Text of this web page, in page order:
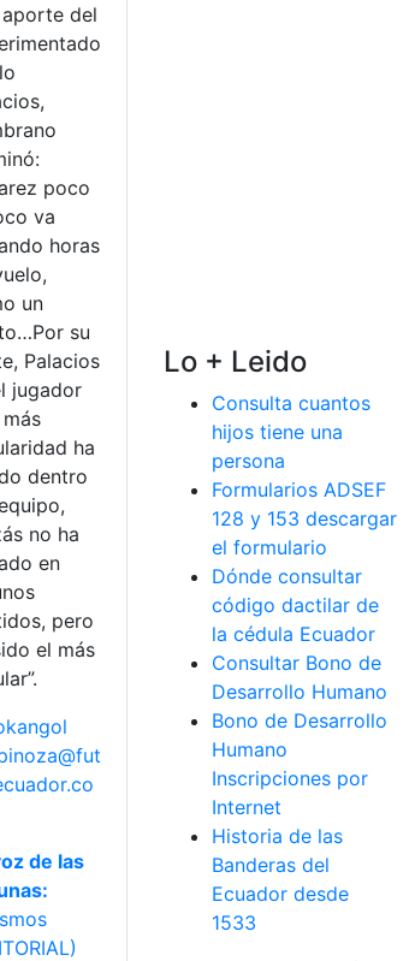
del
poco
va
horas
un
su
Palacios
jugador
ha
dentro
no ha
en
pero
el más
de las
Lo + Leido
Consulta cuantos
hijos tiene una
persona
Formularios ADSEF
128 y 153 descargar
el formulario
Dónde consultar
código dactilar de
la cédula Ecuador
Consultar Bono de
Desarrollo Humano
Bono de Desarrollo
Humano
Inscripciones por
Internet
Historia de las
Banderas del
Ecuador desde
1533